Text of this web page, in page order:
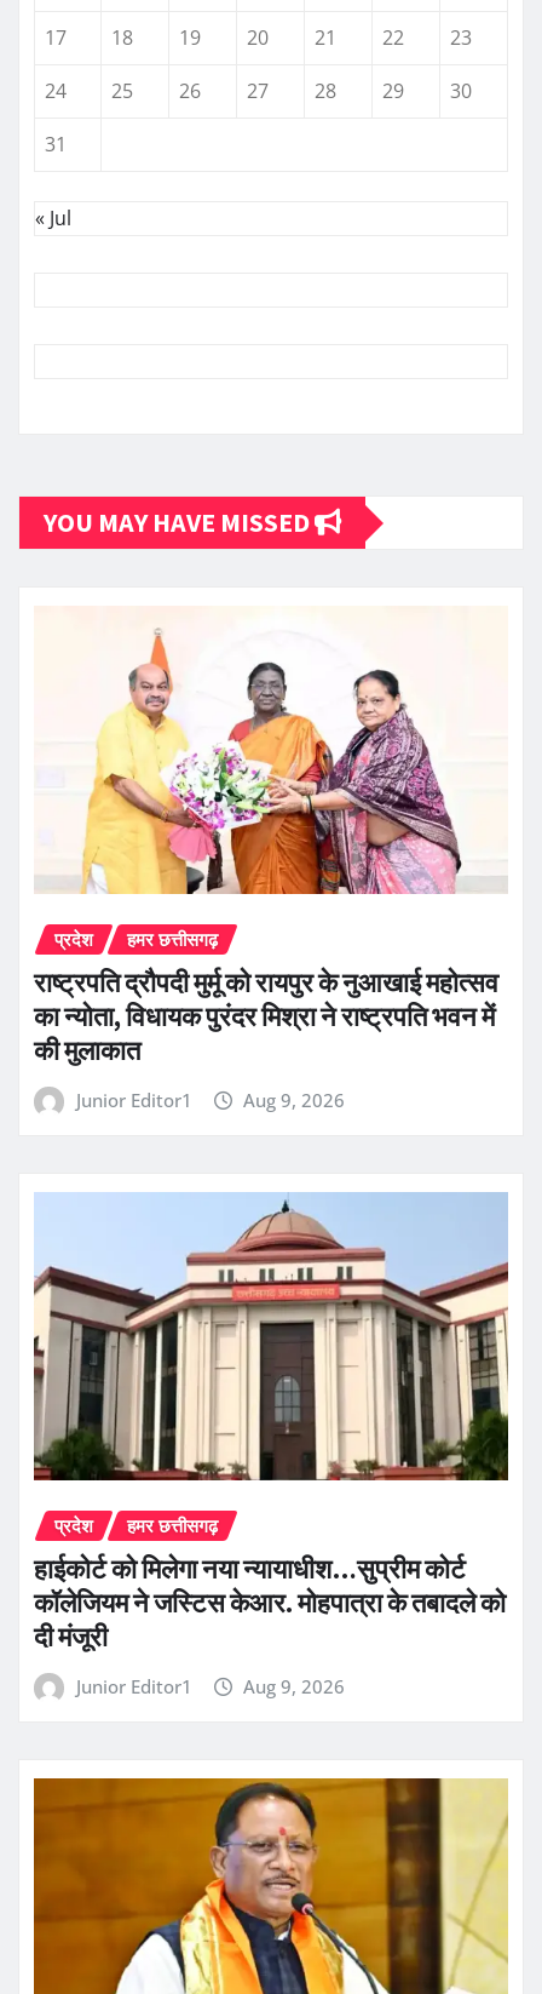
17 18 19 20 21 22
23
24
25 26 27 28 29
30
31
« Jul
YOU MAY HAVE MISSED
प्रदेश हमर छत्तीसगढ़
राष्ट्रपति द्रौपदी मुर्मू को रायपुर के नुआखाई महोत्सव
का न्योता, विधायक पुरंदर मिश्रा ने राष्ट्रपति भवन में
की मुलाकात
Junior Editor1 Aug 9, 2026
प्रदेश हमर छत्तीसगढ़
हाईकोर्ट को मिलेगा नया न्यायाधीश…सुप्रीम कोर्ट
कॉलेजियम ने जस्टिस केआर. मोहपात्रा के तबादले को
दी मंजूरी
Junior Editor1 Aug 9, 2026